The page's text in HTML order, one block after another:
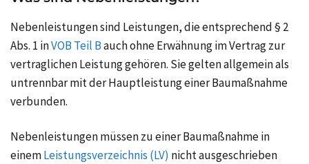
Nebenleistungen sind Leistungen, die entsprechend § 2
Abs. 1 inVOB Teil Bauch ohne Erwähnung im Vertrag zur
vertraglichen Leistung gehören. Sie gelten allgemein als
untrennbar mit der Hauptleistung einer Baumaßnahme
verbunden.
Nebenleistungen müssen zu einer Baumaßnahme in
einemLeistungsverzeichnis (LV) nicht ausgeschrieben